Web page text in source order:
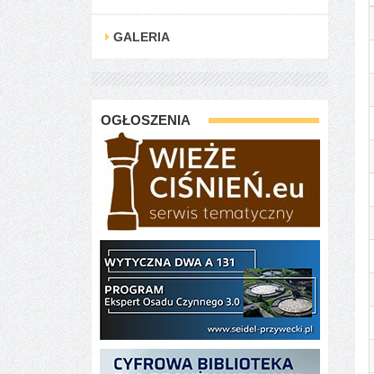
GALERIA
OGŁOSZENIA